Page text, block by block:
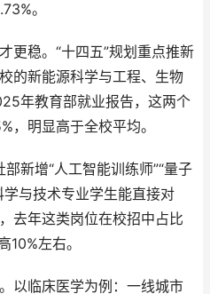
。
更稳。“十四五”规划重点推新
的新能源科学与工程、生物
年教育部就业报告，这两个
，明显高于全校平均。
新增“人工智能训练师”“量子
与技术专业学生能直接对
去年这类岗位在校招中占比
10%左右。
以临床医学为例：一线城市